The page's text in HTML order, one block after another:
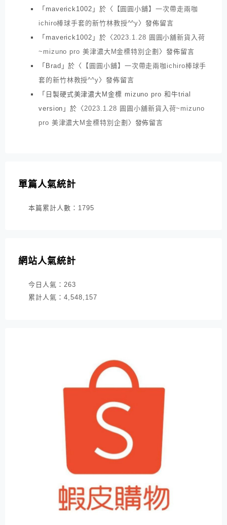
「maverick1002 」於〈
【圓圓小舖】一次帶走兩咖
ichiro棒球手套的新竹林教授^^y〉發佈留言
「maverick1002 」於〈 2023.1.28 圓圓小舖新貨入荷
~mizuno pro 美津濃大M金標特別企劃 〉發佈留言
「Brad 」於〈
【圓圓小舖】一次帶走兩咖ichiro棒球手
套的新竹林教授^^y〉發佈留言
「 日製硬式美津濃大M金標 mizuno pro 和牛trial
version 」於〈 2023.1.28 圓圓小舖新貨入荷~mizuno
pro 美津濃大M金標特別企劃 〉發佈留言
單篇人氣統計
本篇累計人數： 1795
網站人氣統計
今日人氣： 263
累計人氣： 4,548,157